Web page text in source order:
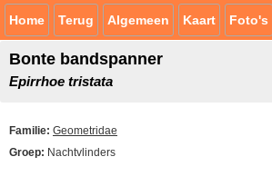
Home Terug Algemeen Kaart Foto's
Bonte bandspanner
Epirrhoe tristata
Familie: Geometridae
Groep: Nachtvlinders